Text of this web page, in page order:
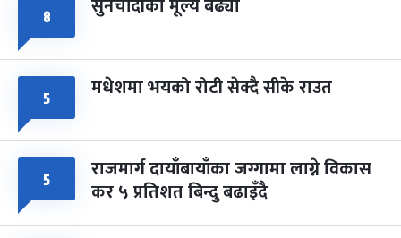
८ सुनचाँदीको मूल्य बढ्यो
५ मधेशमा भयको रोटी सेक्दै सीके राउत
५ राजमार्ग दायाँबायाँका जग्गामा लाग्ने विकास
कर ५ प्रतिशत बिन्दु बढाइँदै